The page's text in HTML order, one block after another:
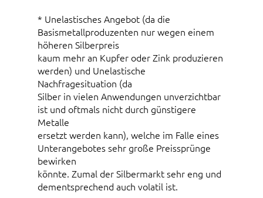
* Unelastisches Angebot (da die
Basismetallproduzenten nur wegen einem
höheren Silberpreis
kaum mehr an Kupfer oder Zink produzieren
werden) und Unelastische
Nachfragesituation (da
Silber in vielen Anwendungen unverzichtbar
ist und oftmals nicht durch günstigere
Metalle
ersetzt werden kann), welche im Falle eines
Unterangebotes sehr große Preissprünge
bewirken
könnte. Zumal der Silbermarkt sehr eng und
dementsprechend auch volatil ist.